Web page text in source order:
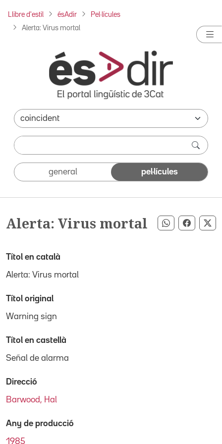
Llibre d'estil ésAdir Pel·lícules
Alerta: Virus mortal
general pel·lícules
Alerta: Virus mortal Compartir
Títol en català
Alerta: Virus mortal
Títol original
Warning sign
Títol en castellà
Señal de alarma
Direcció
Barwood, Hal
Any de producció
1985